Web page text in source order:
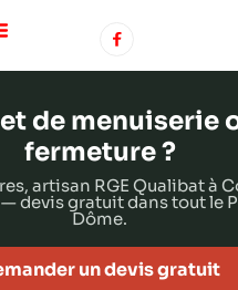
de menuiserie
fermeture ?
artisan RGE Qualibat à
devis gratuit dans tout le
Dôme.
un devis gratuit